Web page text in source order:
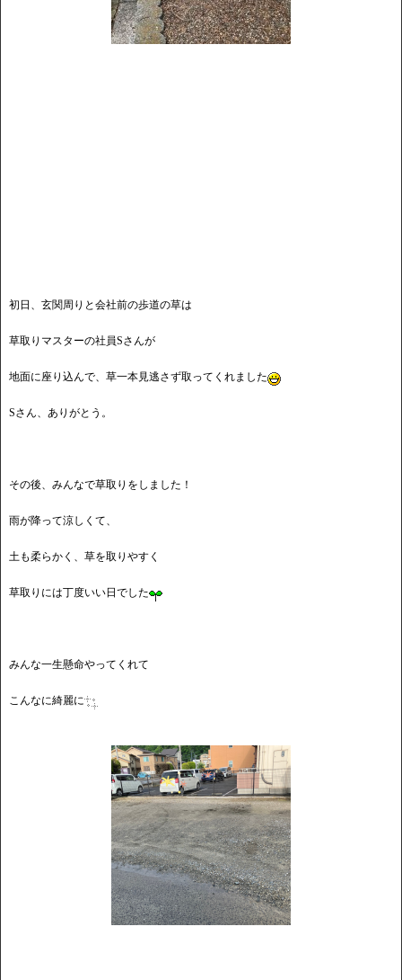
初日、玄関周りと会社前の歩道の草は
草取りマスターの社員Sさんが
地面に座り込んで、草一本見逃さず取ってくれました
Sさん、ありがとう。
その後、みんなで草取りをしました！
雨が降って涼しくて、
土も柔らかく、草を取りやすく
草取りには丁度いい日でした
みんな一生懸命やってくれて
こんなに綺麗に